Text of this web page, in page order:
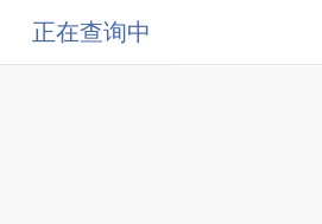
正在查询中